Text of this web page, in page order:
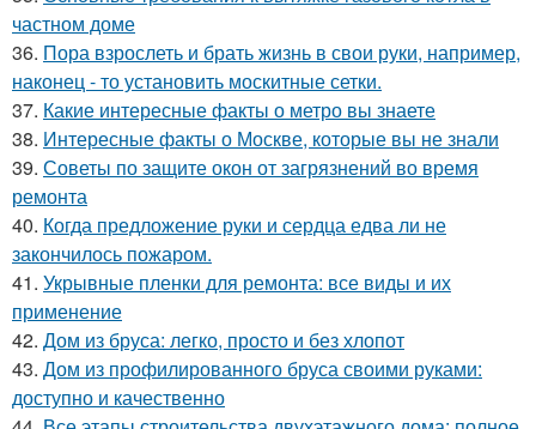
частном доме
36. Пора взрослеть и брать жизнь в свои руки, например,
наконец - то установить москитные сетки.
37. Какие интересные факты о метро вы знаете
38. Интересные факты о Москве, которые вы не знали
39. Советы по защите окон от загрязнений во время
ремонта
40. Когда предложение руки и сердца едва ли не
закончилось пожаром.
41. Укрывные пленки для ремонта: все виды и их
применение
42. Дом из бруса: легко, просто и без хлопот
43. Дом из профилированного бруса своими руками:
доступно и качественно